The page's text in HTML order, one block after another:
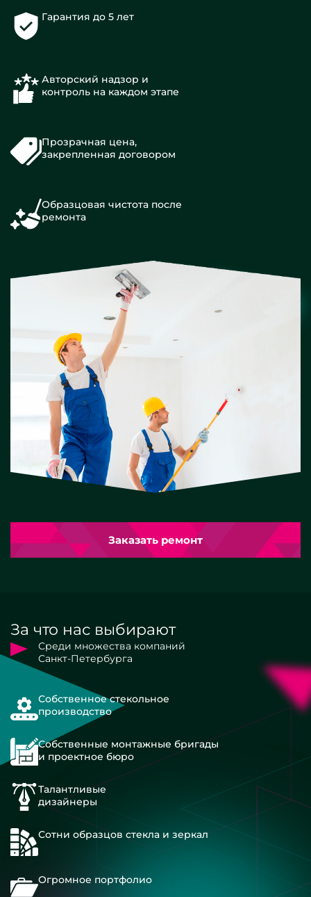
Гарантия до 5 лет
Авторский надзор и
контроль на каждом этапе
Прозрачная цена,
закрепленная договором
Образцовая чистота после
ремонта
Заказать ремонт
За что нас выбирают
Среди множества компаний
Санкт-Петербурга
Собственное стекольное
производство
Собственные монтажные бригады
и проектное бюро
Талантливые
дизайнеры
Сотни образцов стекла и зеркал
Огромное портфолио